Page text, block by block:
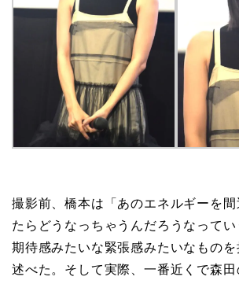
撮影前、橋本は「あのエネルギーを間
たらどうなっちゃうんだろうなってい
期待感みたいな緊張感みたいなものを
述べた。そして実際、一番近くで森田